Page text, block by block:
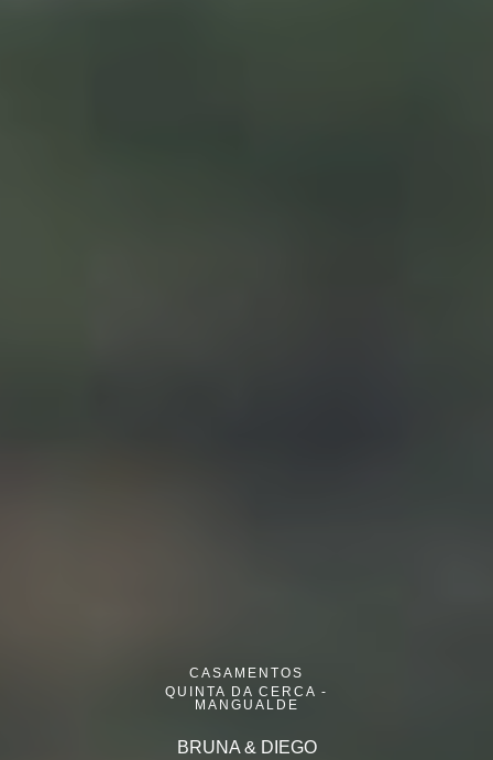
CASAMENTOS
QUINTA DA CERCA -
MANGUALDE
BRUNA & DIEGO